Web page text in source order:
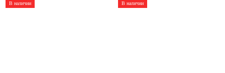
В наличии В наличии